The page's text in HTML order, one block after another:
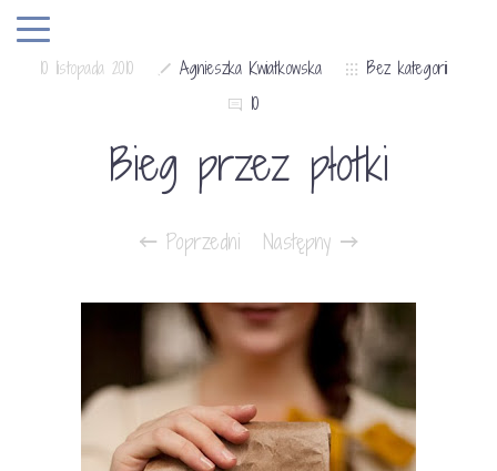
10 listopada 2010 Agnieszka Kwiatkowska
Bez kategorii
10
Bieg przez płotki
Poprzedni Następny